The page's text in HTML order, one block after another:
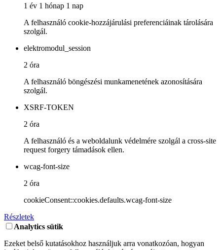
1 év 1 hónap 1 nap
A felhasználó cookie-hozzájárulási preferenciáinak tárolására
szolgál.
elektromodul_session
2 óra
A felhasználó böngészési munkamenetének azonosítására
szolgál.
XSRF-TOKEN
2 óra
A felhasználó és a weboldalunk védelmére szolgál a cross-site
request forgery támadások ellen.
wcag-font-size
2 óra
cookieConsent::cookies.defaults.wcag-font-size
Részletek
Analytics sütik
Ezeket belső kutatásokhoz használjuk arra vonatkozóan, hogyan